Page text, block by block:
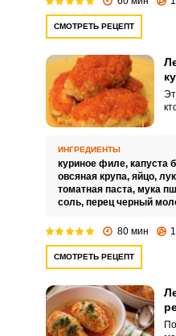
СМОТРЕТЬ РЕЦЕПТ
ИНГРЕДИЕНТЫ
куриное филе, капуста
овсяная крупа, яйцо,
томатная паста, мука
соль, перец черный
80 мин
СМОТРЕТЬ РЕЦЕПТ